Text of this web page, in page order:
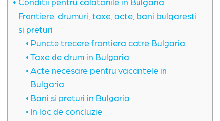
Frontiere, drumuri, taxe, acte, bani bulgaresti
si preturi
Puncte trecere frontiera catre Bulgaria
Taxe de drum in Bulgaria
Acte necesare pentru vacantele in
Bulgaria
Bani si preturi in Bulgaria
In loc de concluzie